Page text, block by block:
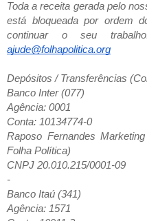
Toda a receita gerada pelo
está bloqueada por ordem
continuar o seu
ajude@folhapolitica.org
Depósitos / Transferências
Banco Inter (077)
Agência: 0001
Conta: 10134774-0
Raposo Fernandes
Folha Política)
CNPJ 20.010.215/0001-09
-
Banco Itaú (341)
Agência: 1571